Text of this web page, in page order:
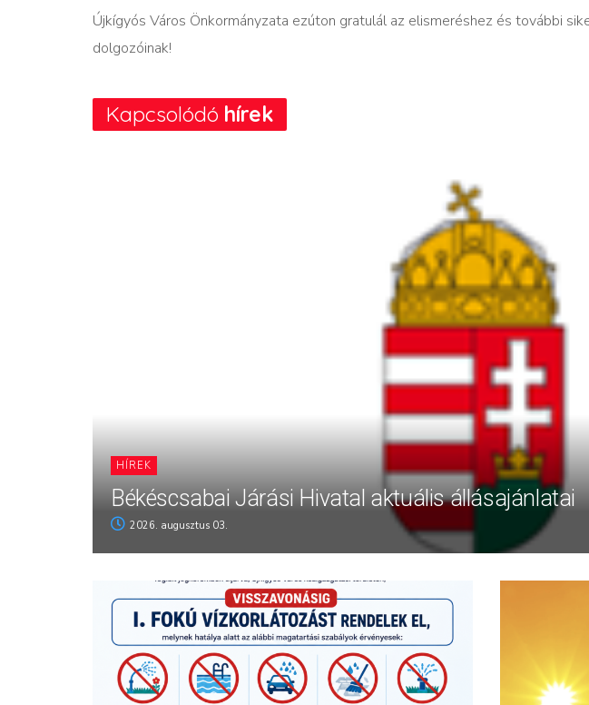
Újkígyós Város Önkormányzata ezúton gratulál az elismeréshez és további
dolgozóinak!
Kapcsolódó hírek
HÍREK
Békéscsabai Járási Hivatal aktuális állásajánlatai
2026. augusztus 03.